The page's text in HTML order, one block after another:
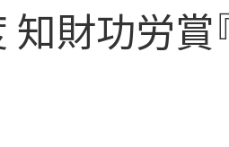
財功労賞